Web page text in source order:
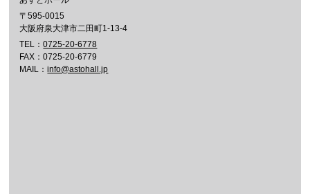
〒595-0015
大阪府泉大津市二田町1-13-4
TEL：0725-20-6778
FAX：0725-20-6779
MAIL：info@astohall.jp